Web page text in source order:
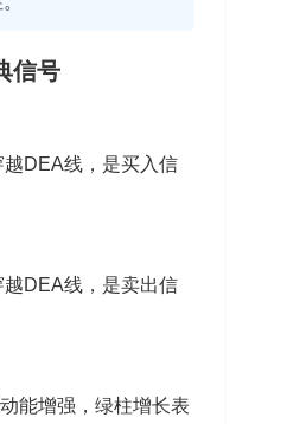
信号
DEA线，是买入信
DEA线，是卖出信
能增强，绿柱增长表